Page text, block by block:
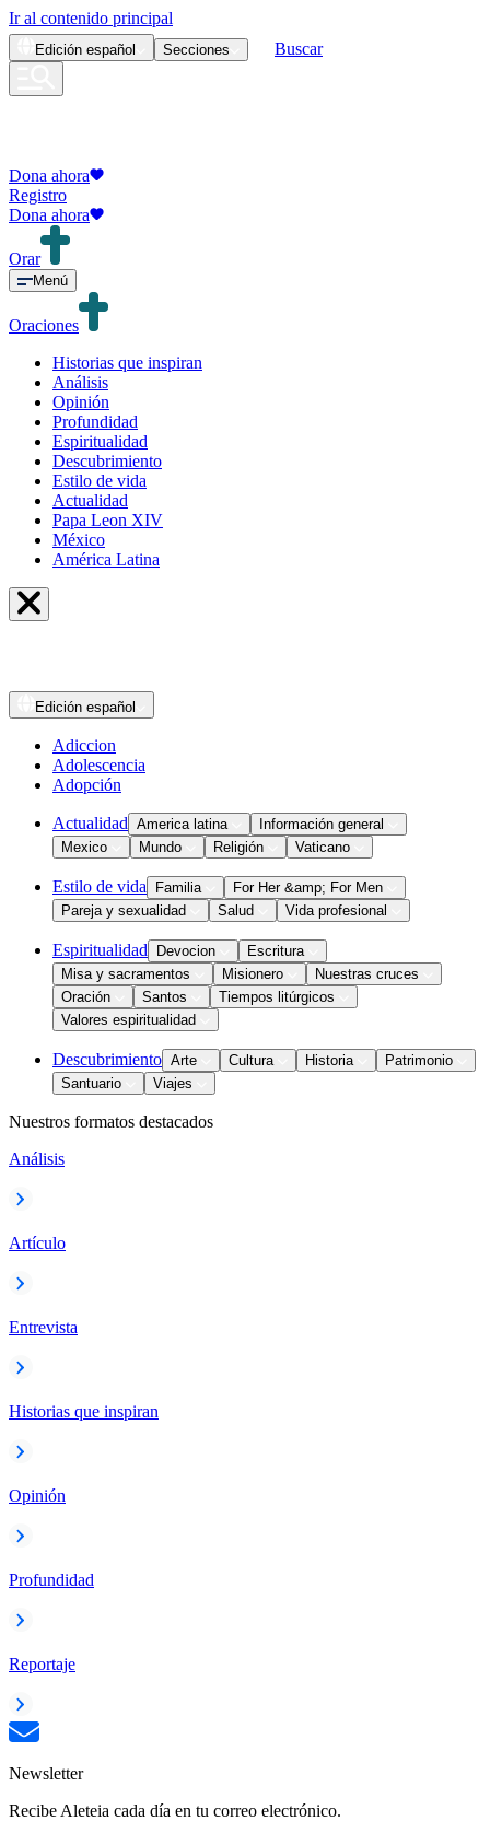
Ir al contenido principal
Edición español Secciones Buscar
Dona ahora
Registro
Dona ahora
Orar
Menú
Oraciones
Historias que inspiran
Análisis
Opinión
Profundidad
Espiritualidad
Descubrimiento
Estilo de vida
Actualidad
Papa Leon XIV
México
América Latina
Edición español
Adiccion
Adolescencia
Adopción
Actualidad America latina
Información general
Mexico
Mundo Religión Vaticano
Estilo de vida Familia
For Her &amp; For Men
Pareja y sexualidad
Salud Vida profesional
Espiritualidad Devocion
Escritura
Misa y sacramentos
Misionero
Nuestras cruces
Oración
Santos
Tiempos litúrgicos
Valores espiritualidad
Descubrimiento Arte Cultura Historia
Patrimonio
Santuario
Viajes
Nuestros formatos destacados
Análisis
Artículo
Entrevista
Historias que inspiran
Opinión
Profundidad
Reportaje
Newsletter
Recibe Aleteia cada día en tu correo electrónico.